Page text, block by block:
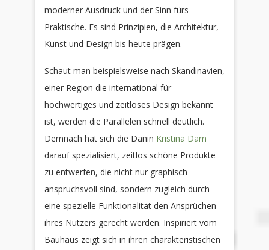
moderner Ausdruck und der Sinn fürs
Praktische. Es sind Prinzipien, die Architektur,
Kunst und Design bis heute prägen.
Schaut man beispielsweise nach Skandinavien,
einer Region die international für
hochwertiges und zeitloses Design bekannt
ist, werden die Parallelen schnell deutlich.
Demnach hat sich die Dänin Kristina Dam
darauf spezialisiert, zeitlos schöne Produkte
zu entwerfen, die nicht nur graphisch
anspruchsvoll sind, sondern zugleich durch
eine spezielle Funktionalität den Ansprüchen
ihres Nutzers gerecht werden. Inspiriert vom
Bauhaus zeigt sich in ihren charakteristischen